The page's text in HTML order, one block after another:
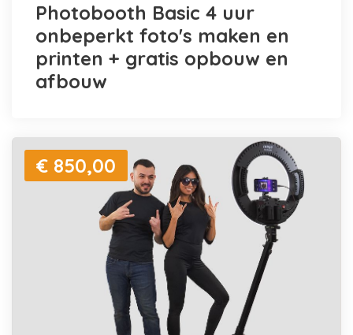
Photobooth Basic 4 uur
onbeperkt foto's maken en
printen + gratis opbouw en
afbouw
€ 850,00